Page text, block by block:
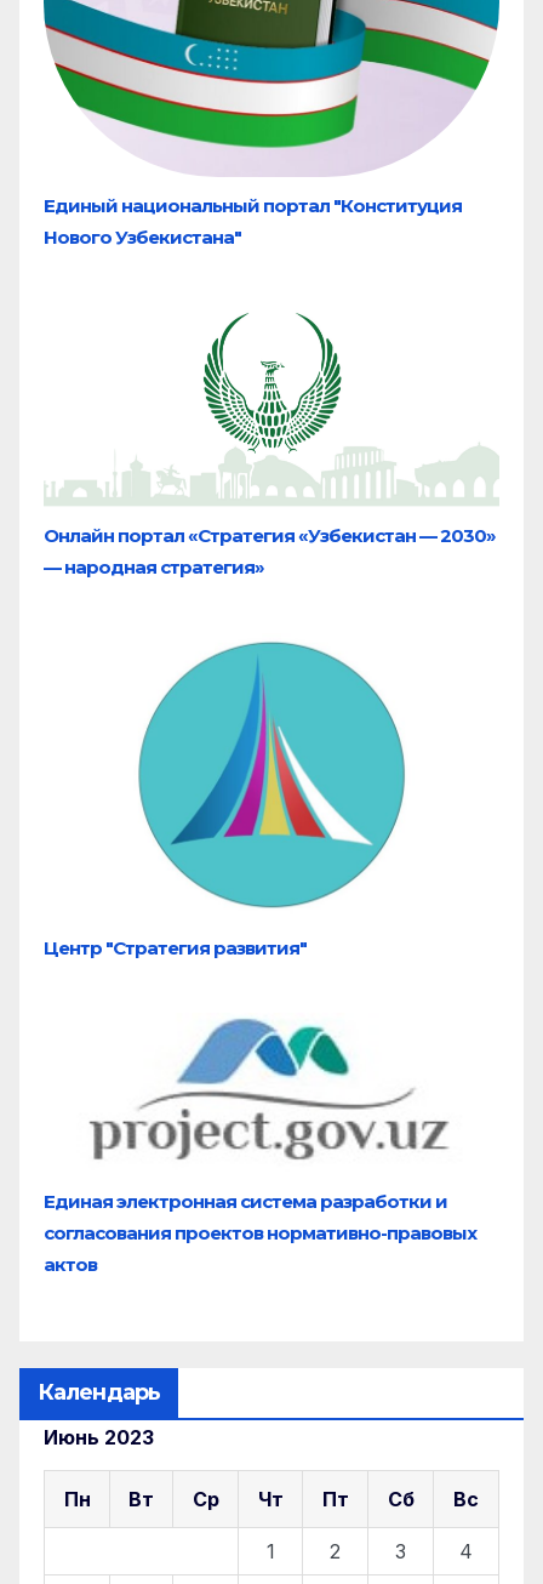
Единый национальный портал "Конституция
Нового Узбекистана"
Онлайн портал «Стратегия «Узбекистан — 2030»
— народная стратегия»
Центр "Стратегия развития"
Единая электронная система разработки и
согласования проектов нормативно-правовых
актов
Календарь
Июнь 2023
Пн Вт Ср Чт Пт Сб Вс
1 2 3
4